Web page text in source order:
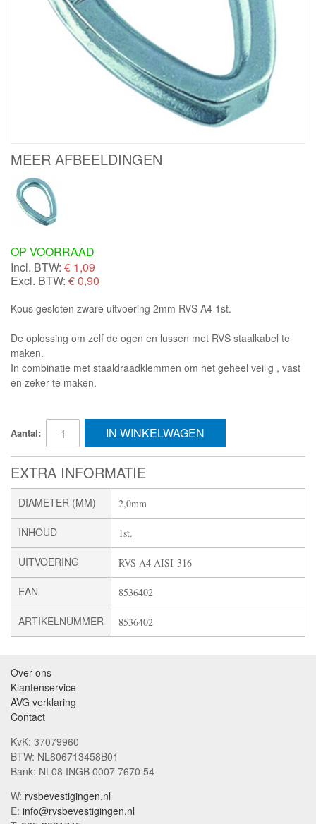
MEER AFBEELDINGEN
OP VOORRAAD
Incl. BTW: € 1,09
Excl. BTW: € 0,90
Kous gesloten zware uitvoering 2mm RVS A4 1st.
De oplossing om zelf de ogen en lussen met RVS staalkabel te
maken.
In combinatie met staaldraadklemmen om het geheel veilig , vast
en zeker te maken.
Aantal: IN WINKELWAGEN
EXTRA INFORMATIE
DIAMETER (MM) 2,0mm
INHOUD 1st.
UITVOERING RVS A4 AISI-316
EAN 8536402
ARTIKELNUMMER 8536402
Over ons
Klantenservice
AVG verklaring
Contact
KvK: 37079960
BTW: NL806713458B01
Bank: NL08 INGB 0007 7670 54
W: rvsbevestigingen.nl
E: info@rvsbevestigingen.nl